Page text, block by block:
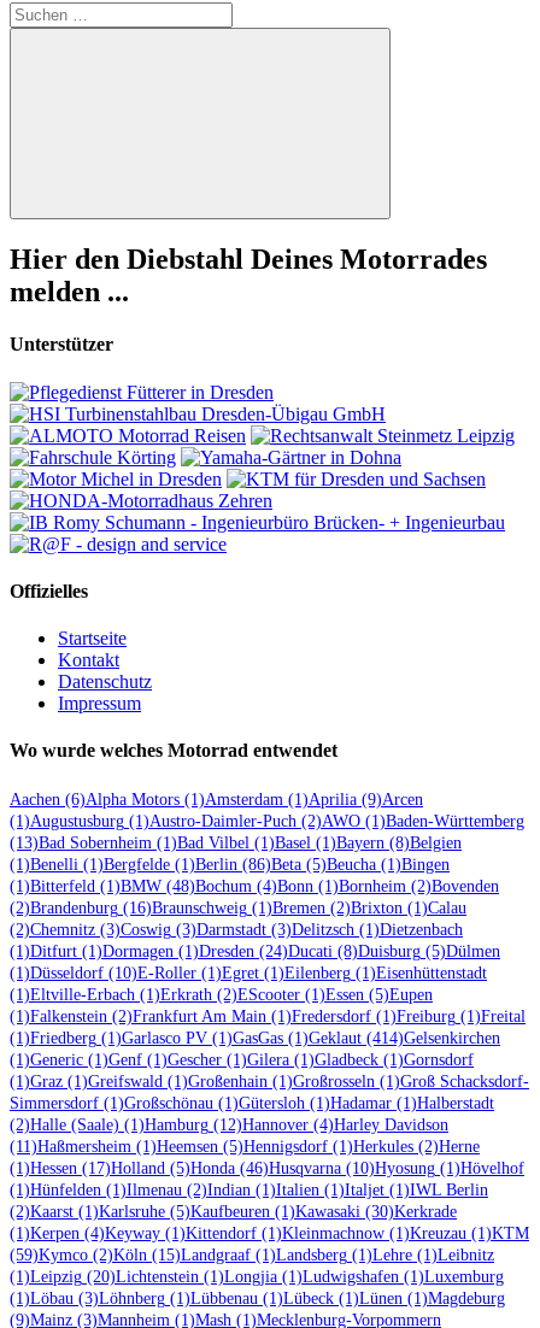
Suchen
nach:
Suchen
Hier den Diebstahl Deines Motorrades
melden ...
Unterstützer
Offizielles
Startseite
Kontakt
Datenschutz
Impressum
Wo wurde welches Motorrad entwendet
Aachen (6)Alpha Motors (1)Amsterdam (1)Aprilia (9)Arcen
(1)Augustusburg (1)Austro-Daimler-Puch (2)AWO (1)Baden-Württemberg
(13)Bad Sobernheim (1)Bad Vilbel (1)Basel (1)Bayern (8)Belgien
(1)Benelli (1)Bergfelde (1)Berlin (86)Beta (5)Beucha (1)Bingen
(1)Bitterfeld (1)BMW (48)Bochum (4)Bonn (1)Bornheim (2)Bovenden
(2)Brandenburg (16)Braunschweig (1)Bremen (2)Brixton (1)Calau
(2)Chemnitz (3)Coswig (3)Darmstadt (3)Delitzsch (1)Dietzenbach
(1)Ditfurt (1)Dormagen (1)Dresden (24)Ducati (8)Duisburg (5)Dülmen
(1)Düsseldorf (10)E-Roller (1)Egret (1)Eilenberg (1)Eisenhüttenstadt
(1)Eltville-Erbach (1)Erkrath (2)EScooter (1)Essen (5)Eupen
(1)Falkenstein (2)Frankfurt Am Main (1)Fredersdorf (1)Freiburg (1)Freital
(1)Friedberg (1)Garlasco PV (1)GasGas (1)Geklaut (414)Gelsenkirchen
(1)Generic (1)Genf (1)Gescher (1)Gilera (1)Gladbeck (1)Gornsdorf
(1)Graz (1)Greifswald (1)Großenhain (1)Großrosseln (1)Groß Schacksdorf-
Simmersdorf (1)Großschönau (1)Gütersloh (1)Hadamar (1)Halberstadt
(2)Halle (Saale) (1)Hamburg (12)Hannover (4)Harley Davidson
(11)Haßmersheim (1)Heemsen (5)Hennigsdorf (1)Herkules (2)Herne
(1)Hessen (17)Holland (5)Honda (46)Husqvarna (10)Hyosung (1)Hövelhof
(1)Hünfelden (1)Ilmenau (2)Indian (1)Italien (1)Italjet (1)IWL Berlin
(2)Kaarst (1)Karlsruhe (5)Kaufbeuren (1)Kawasaki (30)Kerkrade
(1)Kerpen (4)Keyway (1)Kittendorf (1)Kleinmachnow (1)Kreuzau (1)KTM
(59)Kymco (2)Köln (15)Landgraaf (1)Landsberg (1)Lehre (1)Leibnitz
(1)Leipzig (20)Lichtenstein (1)Longjia (1)Ludwigshafen (1)Luxemburg
(1)Löbau (3)Löhnberg (1)Lübbenau (1)Lübeck (1)Lünen (1)Magdeburg
(9)Mainz (3)Mannheim (1)Mash (1)Mecklenburg-Vorpommern